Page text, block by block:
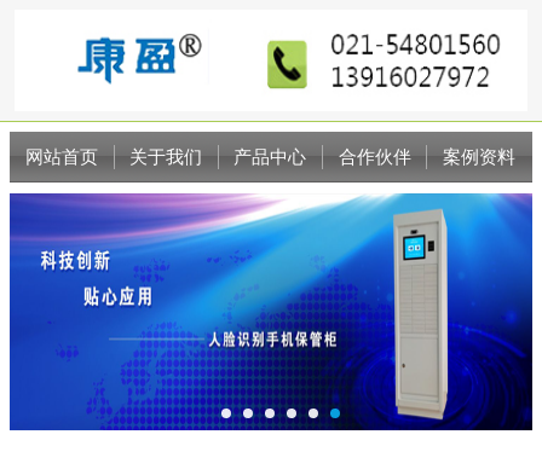
网站首页 关于我们 产品中心 合作伙伴 案例资料
新闻资讯 联系我们